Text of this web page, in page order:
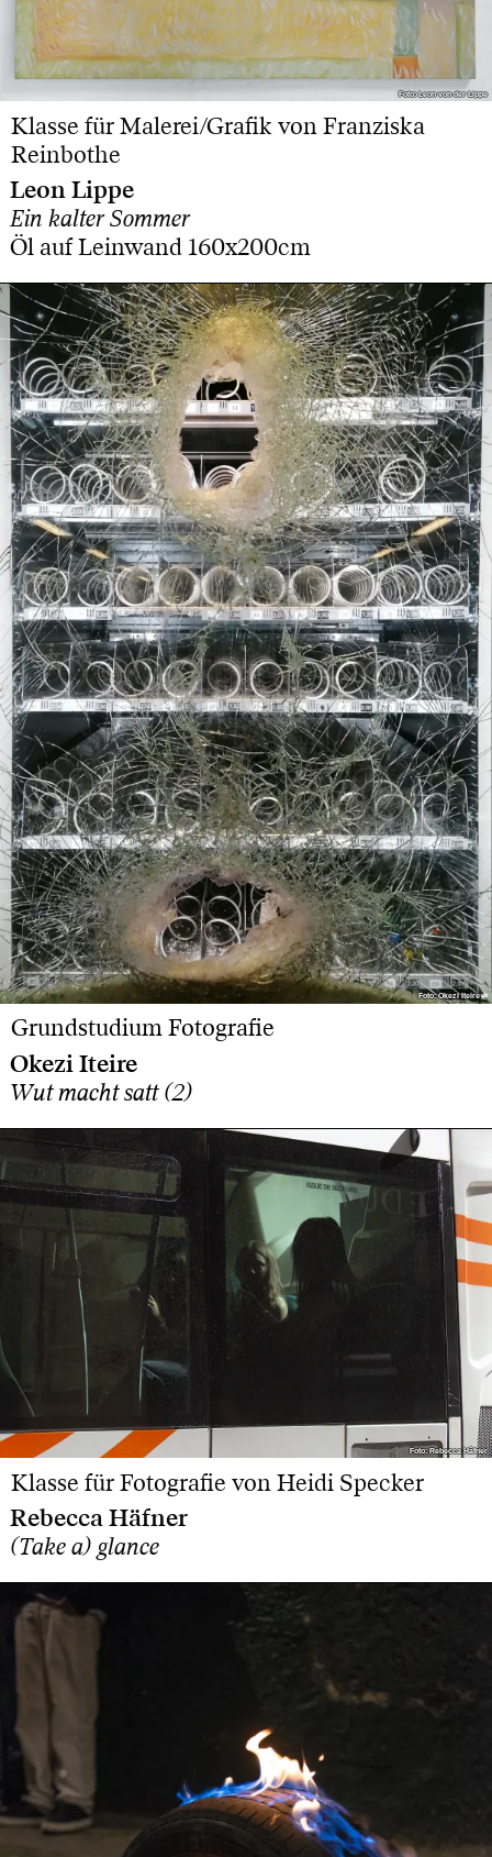
Foto: Leon von der Lippe
Foto: Leon von der Lippe
Klasse für Malerei/Grafik von Franziska
Reinbothe
Leon Lippe
Ein kalter Sommer
Öl auf Leinwand 160x200cm
Foto: Okezi Iteire
Foto: Okezi Iteire
Grundstudium Fotografie
Okezi Iteire
Wut macht satt (2)
Foto: Rebecca Häfner
Foto: Rebecca Häfner
Klasse für Fotografie von Heidi Specker
Rebecca Häfner
(Take a) glance